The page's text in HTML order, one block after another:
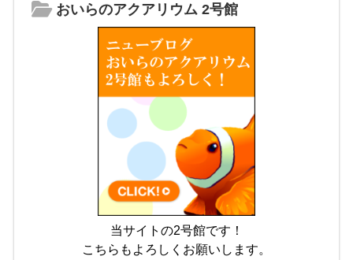
おいらのアクアリウム 2号館
当サイトの2号館です！
こちらもよろしくお願いします。